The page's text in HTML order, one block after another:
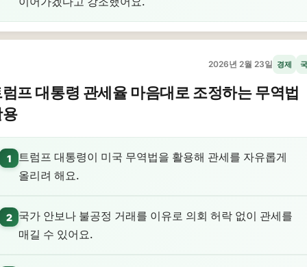
2026년 2월 23일 경제
프 대통령 관세율 마음대로 조정하는 무역법
1
트럼프 대통령이 미국 무역법을 활용해 관세를 자유롭게
올리려 해요.
2
국가 안보나 불공정 거래를 이유로 의회 허락 없이 관세를
매길 수 있어요.